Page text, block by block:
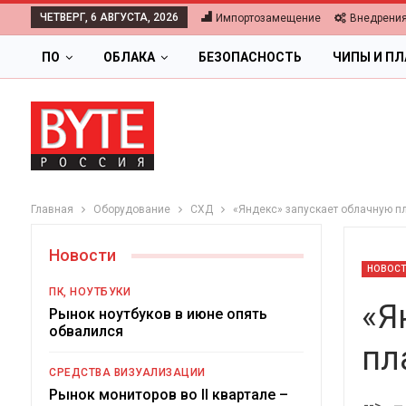
ЧЕТВЕРГ, 6 АВГУСТА, 2026 Импортозамещение Внедрения
ПО ОБЛАКА БЕЗОПАСНОСТЬ ЧИПЫ И
Главная Оборудование СХД «Яндекс» запускает облачную
Новости
ПК, НОУТБУКИ
Рынок ноутбуков в июне опять
обвалился
СРЕДСТВА ВИЗУАЛИЗАЦИИ
Рынок мониторов во II квартале –